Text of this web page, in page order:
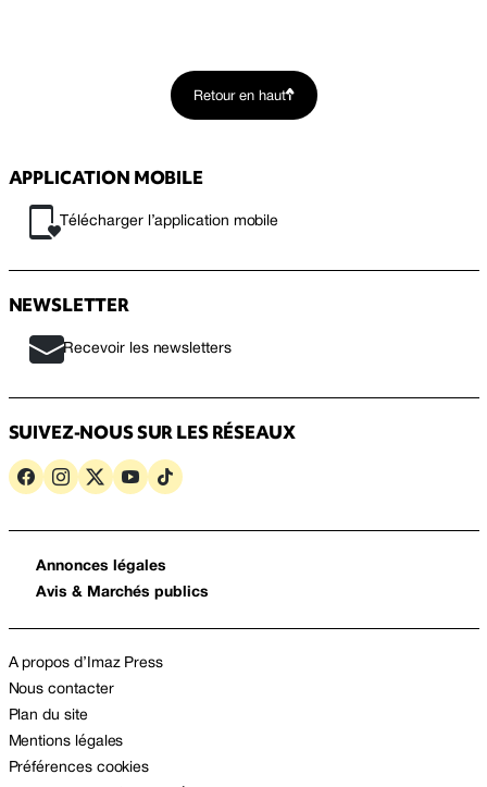
Retour en haut
APPLICATION MOBILE
Télécharger l’application mobile
NEWSLETTER
Recevoir les newsletters
SUIVEZ-NOUS SUR LES RÉSEAUX
Annonces légales
Avis & Marchés publics
A propos d’Imaz Press
Nous contacter
Plan du site
Mentions légales
Préférences cookies